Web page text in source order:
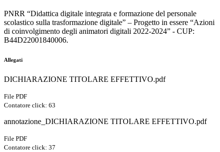
PNRR “Didattica digitale integrata e formazione del personale
scolastico sulla trasformazione digitale” – Progetto in essere “Azioni
di coinvolgimento degli animatori digitali 2022-2024” - CUP:
B44D22001840006.
Allegati
DICHIARAZIONE TITOLARE EFFETTIVO.pdf
File PDF
Contatore click: 63
annotazione_DICHIARAZIONE TITOLARE EFFETTIVO.pdf
File PDF
Contatore click: 37